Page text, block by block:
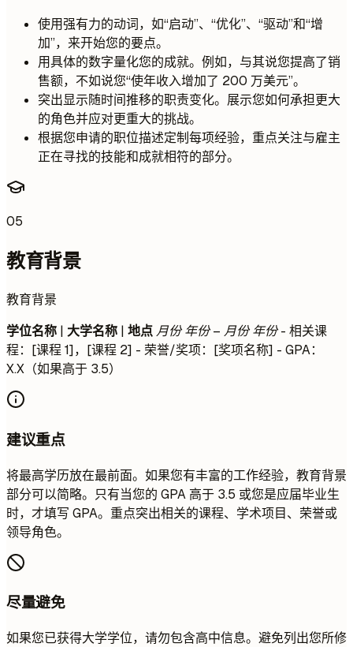
使用强有力的动词，如“启动”、“优化”、“驱动”和“增
加”，来开始您的要点。
用具体的数字量化您的成就。例如，与其说您提高了销
售额，不如说您“使年收入增加了 200 万美元”。
突出显示随时间推移的职责变化。展示您如何承担更大
的角色并应对更重大的挑战。
根据您申请的职位描述定制每项经验，重点关注与雇主
正在寻找的技能和成就相符的部分。
05
教育背景
教育背景
学位名称 | 大学名称 | 地点 月份 年份 – 月份 年份- 相关课
程：[课程 1]，[课程 2] - 荣誉/奖项：[奖项名称] - GPA：
X.X（如果高于 3.5）
建议重点
将最高学历放在最前面。如果您有丰富的工作经验，教育背景
部分可以简略。只有当您的 GPA 高于 3.5 或您是应届毕业生
时，才填写 GPA。重点突出相关的课程、学术项目、荣誉或
领导角色。
尽量避免
如果您已获得大学学位，请勿包含高中信息。避免列出您所修